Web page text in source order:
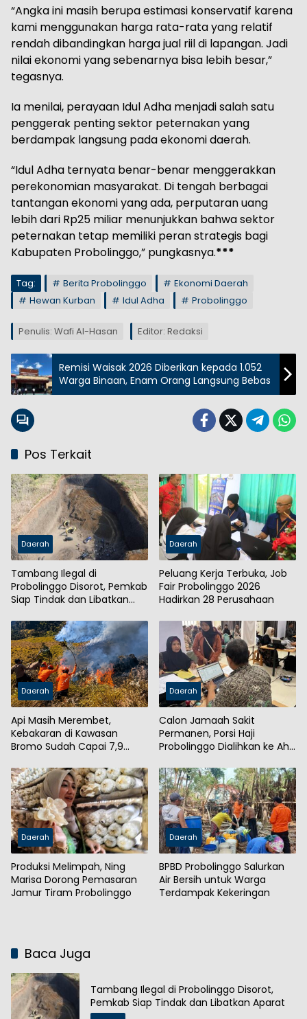
“Angka ini masih berupa estimasi konservatif karena
kami menggunakan harga rata-rata yang relatif
rendah dibandingkan harga jual riil di lapangan. Jadi
nilai ekonomi yang sebenarnya bisa lebih besar,”
tegasnya.
Ia menilai, perayaan Idul Adha menjadi salah satu
penggerak penting sektor peternakan yang
berdampak langsung pada ekonomi daerah.
“Idul Adha ternyata benar-benar menggerakkan
perekonomian masyarakat. Di tengah berbagai
tantangan ekonomi yang ada, perputaran uang
lebih dari Rp25 miliar menunjukkan bahwa sektor
peternakan tetap memiliki peran strategis bagi
Kabupaten Probolinggo,” pungkasnya.***
Tag: Berita Probolinggo
Ekonomi Daerah
Hewan Kurban
Idul Adha Probolinggo
Penulis: Wafi Al-Hasan Editor: Redaksi
Remisi Waisak 2026 Diberikan kepada 1.052
Warga Binaan, Enam Orang Langsung Bebas
Pos Terkait
Daerah
Tambang Ilegal di
Probolinggo Disorot, Pemkab
Siap Tindak dan Libatkan
Daerah
Peluang Kerja Terbuka, Job
Fair Probolinggo 2026
Hadirkan 28 Perusahaan
Daerah
Api Masih Merembet,
Kebakaran di Kawasan
Bromo Sudah Capai 7,9
Daerah
Calon Jamaah Sakit
Permanen, Porsi Haji
Probolinggo Dialihkan ke Ahli
Daerah
Produksi Melimpah, Ning
Marisa Dorong Pemasaran
Jamur Tiram Probolinggo
Daerah
BPBD Probolinggo Salurkan
Air Bersih untuk Warga
Terdampak Kekeringan
Baca Juga
Tambang Ilegal di Probolinggo Disorot,
Pemkab Siap Tindak dan Libatkan Aparat